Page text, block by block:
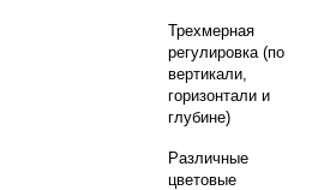
Трехмерная
регулировка (по
вертикали,
горизонтали и
глубине)
Различные
цветовые